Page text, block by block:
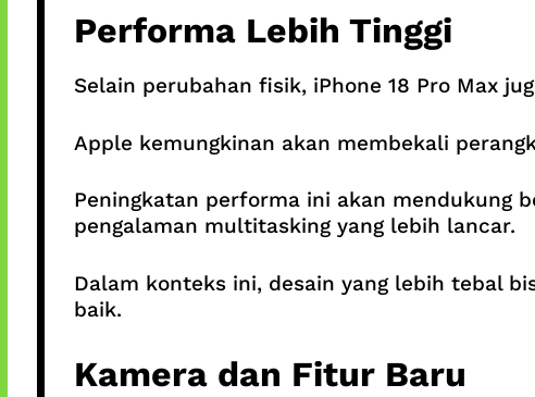
Performa Lebih Tinggi
Selain perubahan fisik, iPhone 18 Pro Max
Apple kemungkinan akan membekali
Peningkatan performa ini akan mendukung
pengalaman multitasking yang lebih lancar.
Dalam konteks ini, desain yang lebih tebal
baik.
Kamera dan Fitur Baru